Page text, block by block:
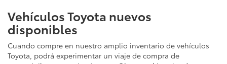
Vehículos Toyota nuevos
disponibles
Cuando compre en nuestro amplio inventario de vehículos
Toyota, podrá experimentar un viaje de compra de